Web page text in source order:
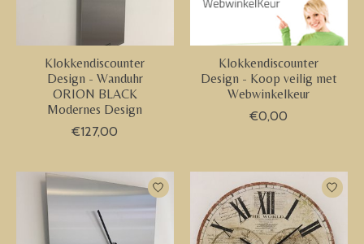
Klokkendiscounter
Design - Wanduhr
ORION BLACK
Modernes Design
€127,00
Klokkendiscounter
Design - Koop veilig met
Webwinkelkeur
€0,00